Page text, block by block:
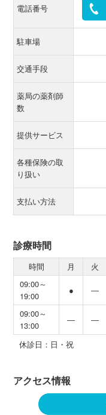
電話番号
駐車場
交通手段
薬局の薬剤師
数
提供サービス
各種保険の取
り扱い
支払い方法
診療時間
時間 月 火
09:00～
19:00
● ―
09:00～
13:00
― ―
休診日：日・祝
アクセス情報